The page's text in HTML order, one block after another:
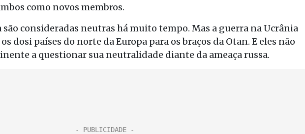
como novos membros.
são consideradas neutras há muito tempo. Mas a guerra na Ucrânia
dosi países do norte da Europa para os braços da Otan. E eles não
a questionar sua neutralidade diante da ameaça russa.